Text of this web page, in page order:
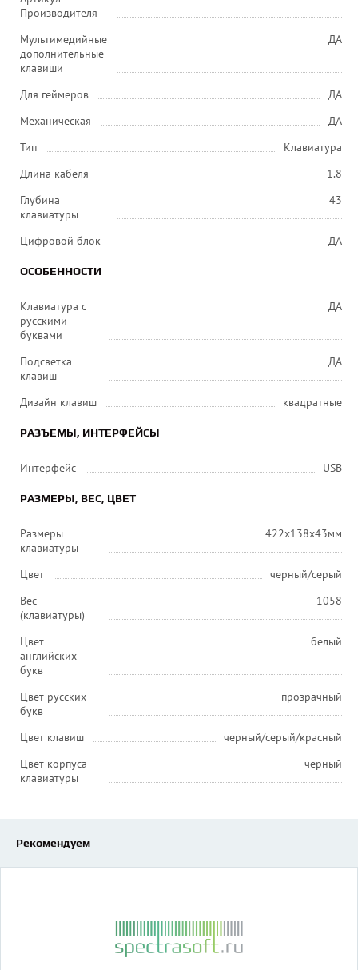
Производителя
Мультимедийные
дополнительные
клавиши
ДА
Для геймеров
ДА
Механическая
ДА
Тип
Клавиатура
Длина кабеля
1.8
Глубина
клавиатуры
43
Цифровой блок ДА
ОСОБЕННОСТИ
Клавиатура с
русскими
буквами
ДА
Подсветка
клавиш
ДА
Дизайн клавиш квадратные
РАЗЪЕМЫ, ИНТЕРФЕЙСЫ
Интерфейс USB
РАЗМЕРЫ, ВЕС, ЦВЕТ
Размеры
клавиатуры
422x138x43мм
Цвет
черный/серый
Вес
(клавиатуры)
1058
Цвет
английских
букв
белый
Цвет русских
букв
прозрачный
Цвет клавиш
черный/серый/красный
Цвет корпуса
клавиатуры
черный
Рекомендуем